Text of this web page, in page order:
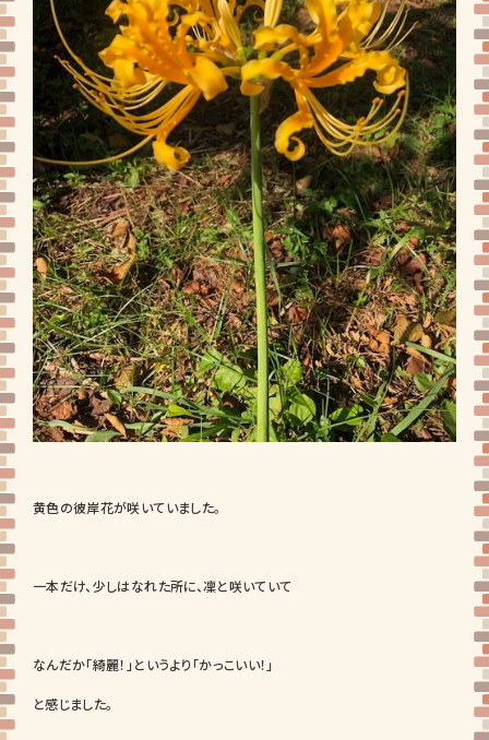
黄色の彼岸花が咲いていました。
一本だけ、少しはなれた所に、凜と咲いていて
なんだか「綺麗！」というより「かっこいい！」
と感じました。